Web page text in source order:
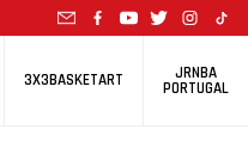
3X3BASKETART JRNBA
PORTUGAL